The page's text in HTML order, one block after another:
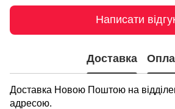
Написати
Доставка
Доставка Новою Поштою на
адресою.